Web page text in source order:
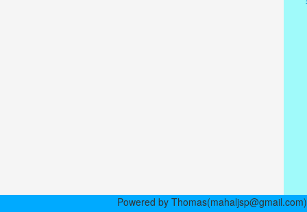
Powered by Thomas(mahaljsp@gmail.com)